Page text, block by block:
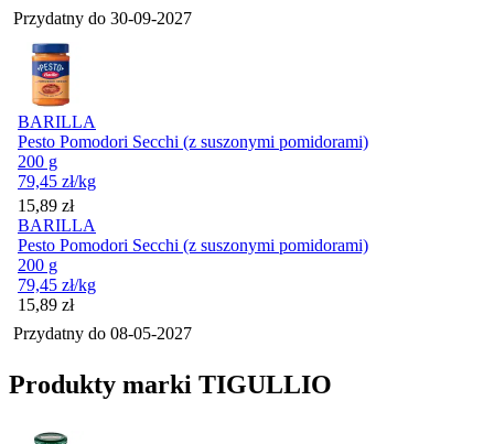
Przydatny do 30-09-2027
BARILLA
Pesto Pomodori Secchi (z suszonymi pomidorami)
200 g
79,45 zł/kg
Cena
15,89 zł
BARILLA
Pesto Pomodori Secchi (z suszonymi pomidorami)
200 g
79,45 zł/kg
Cena
15,89 zł
Przydatny do 08-05-2027
Produkty marki TIGULLIO